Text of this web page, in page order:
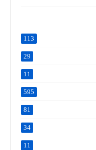
113
29
11
595
81
34
11